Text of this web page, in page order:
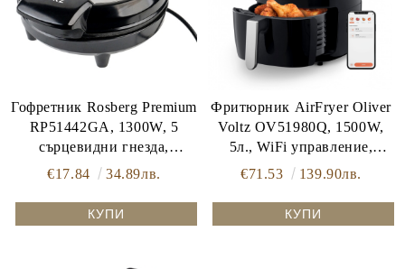
Гофретник Rosberg Premium
RP51442GA, 1300W, 5
сърцевидни гнезда,
Терморегулатор, Инокс/
€17.84 34.89лв.
Фритюрник AirFryer Oliver
Voltz OV51980Q, 1500W,
5л., WiFi управление,
Горещ въздух, Таймер, до
€71.53 139.90лв.